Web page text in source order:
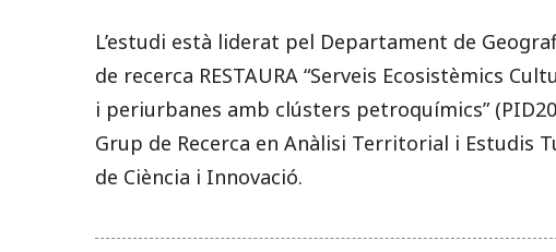
L’estudi està liderat pel Departament de
de recerca RESTAURA “Serveis Ecosistèmics
i periurbanes amb clústers petroquímics”
Grup de Recerca en Anàlisi Territorial i Estudis
de Ciència i Innovació.